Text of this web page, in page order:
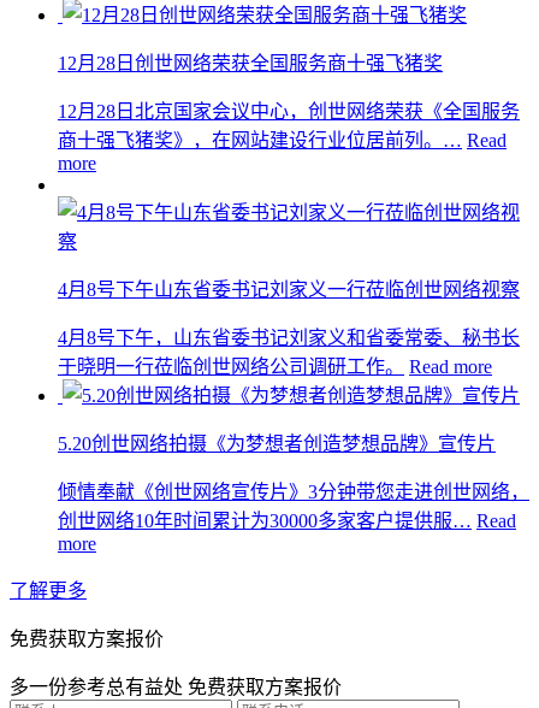
12月28日创世网络荣获全国服务商十强飞猪奖
12月28日北京国家会议中心，创世网络荣获《全国服务
商十强飞猪奖》，在网站建设行业位居前列。… Read
more
4月8号下午山东省委书记刘家义一行莅临创世网络视察
4月8号下午，山东省委书记刘家义和省委常委、秘书长
于晓明一行莅临创世网络公司调研工作。
Read more
5.20创世网络拍摄《为梦想者创造梦想品牌》宣传片
倾情奉献《创世网络宣传片》3分钟带您走进创世网络，
创世网络10年时间累计为30000多家客户提供服… Read
more
了解更多
免费获取方案报价
多一份参考总有益处 免费获取方案报价